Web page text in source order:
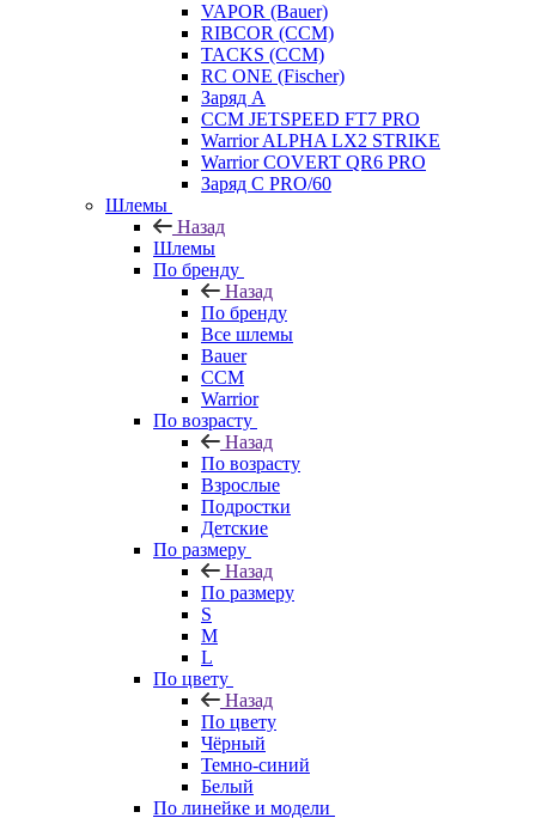
VAPOR (Bauer)
RIBCOR (CCM)
TACKS (CCM)
RC ONE (Fischer)
Заряд А
CCM JETSPEED FT7 PRO
Warrior ALPHA LX2 STRIKE
Warrior COVERT QR6 PRO
Заряд С PRO/60
Шлемы
Назад
Шлемы
По бренду
Назад
По бренду
Все шлемы
Bauer
CCM
Warrior
По возрасту
Назад
По возрасту
Взрослые
Подростки
Детские
По размеру
Назад
По размеру
S
M
L
По цвету
Назад
По цвету
Чёрный
Темно-синий
Белый
По линейке и модели